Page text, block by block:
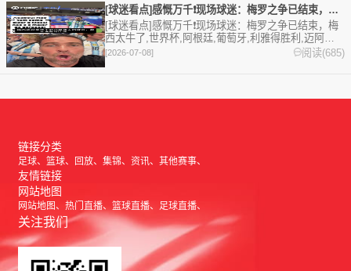
[球迷看点]感慨万千❗️现场球迷：梅罗之争已结束，梅西太牛了
[球迷看点]感慨万千❗️现场球迷：梅罗之争已结束，梅
西太牛了,世界杯,阿根廷,葡萄牙,利雅得胜利,迈阿密
国际,C罗,梅西,西甲,皇家马德里,巴塞罗那,足球,精彩
体育剪辑视频在线播放。本站提供最全的篮球视频足
[2026-07-08] 阅读(685)
链接分类
足球 篮球 回放 集锦 资讯 其他赛事
友情链接
网站地图
网站地图 热门直播 篮球直播 足球直播
关注我们